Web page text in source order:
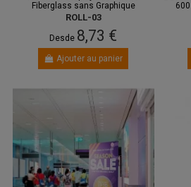
Fiberglass sans Graphique
ROLL-03
Desde 8,73 €
Ajouter au panier